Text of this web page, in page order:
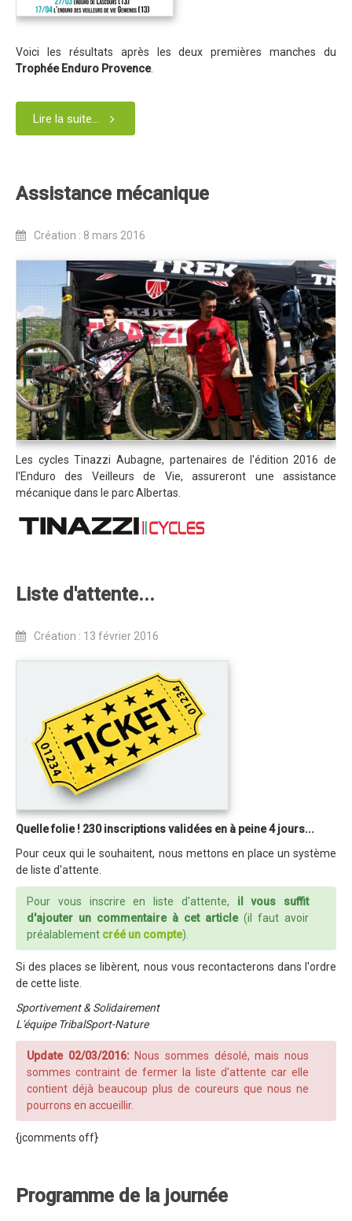
Programme 2024
Tombola 2024
Blog 2023
Programme 2023
Plans des spéciales 2023
Partenaires 2023
Règlement 2023
Photos 2023
Edition 2022
Blog 2022
Règlement 2022
Dossier de presse 2022
Partenaires 2022
Résultats 2022
Edition 2020
Dossier de Presse 2020
Blog 2019
Revue de presse 2019
Résultats 2019
Plan des spéciales 2019
Programme 2019
Affiche 2019
Règlement 2019
Retour sur l'Enduro 2018
Edition 2018
Blog 2018
Bilan de l'Enduro 2018
Résultats
Dans les Médias
Tombola
Programme de la journée
Règlement
Voici les résultats après les deux premières manches du
Trophée Enduro Provence.
Lire la suite...
Assistance mécanique
Création : 8 mars 2016
Les cycles Tinazzi Aubagne, partenaires de l'édition 2016 de
l'Enduro des Veilleurs de Vie, assureront une assistance
mécanique dans le parc Albertas.
Liste d'attente...
Création : 13 février 2016
Quelle folie ! 230 inscriptions validées en à peine 4 jours...
Pour ceux qui le souhaitent, nous mettons en place un système
de liste d'attente.
Pour vous inscrire en liste d'attente, il vous suffit
d'ajouter un commentaire à cet article(il faut avoir
préalablement créé un compte).
Si des places se libèrent, nous vous recontacterons dans l'ordre
de cette liste.
Sportivement & Solidairement
L'équipe TribalSport-Nature
Update 02/03/2016: Nous sommes désolé, mais nous
sommes contraint de fermer la liste d'attente car elle
contient déjà beaucoup plus de coureurs que nous ne
pourrons en accueillir.
{jcomments off}
Programme de la journée